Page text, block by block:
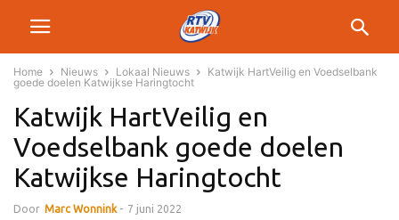
Home Nieuws Lokaal Nieuws
Katwijk HartVeilig en Voedselbank
goede doelen Katwijkse Haringtocht
Katwijk HartVeilig en
Voedselbank goede doelen
Katwijkse Haringtocht
Door Marc Wonnink - 7 juni 2022